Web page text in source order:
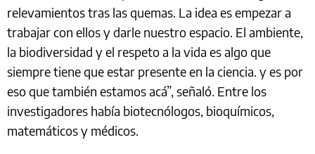
relevamientos tras las quemas. La idea es empezar a
trabajar con ellos y darle nuestro espacio. El ambiente,
la biodiversidad y el respeto a la vida es algo que
siempre tiene que estar presente en la ciencia. y es por
eso que también estamos acá”, señaló. Entre los
investigadores había biotecnólogos, bioquímicos,
matemáticos y médicos.